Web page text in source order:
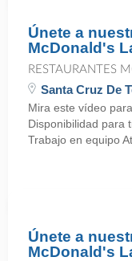
Únete a
McDonald's
RESTAURANTES
Santa Cruz De
Mira este vídeo
Disponibilidad para
Trabajo en equipo
Únete a
McDonald's